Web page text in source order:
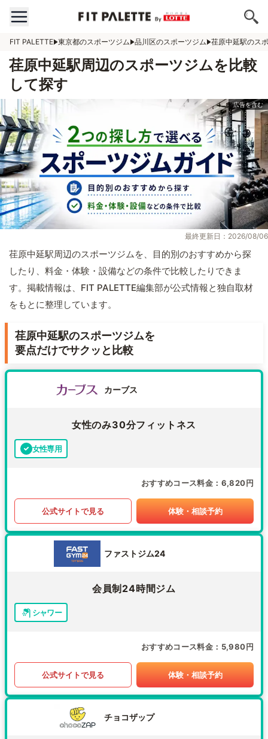
FIT PALETTE 東京都のスポーツジム 品川区のスポーツジム 荏原中延駅のス
荏原中延駅周辺のスポーツジムを比較
して探す
最終更新日：2026/08/06
荏原中延駅周辺のスポーツジムを、目的別のおすすめから探
したり、料金・体験・設備などの条件で比較したりできま
す。掲載情報は、FIT PALETTE編集部が公式情報と独自取材
をもとに整理しています。
荏原中延駅のスポーツジムを
要点だけでサクッと比較
カーブス
女性のみ30分フィットネス
女性専用
おすすめコース料金 6,820円
公式サイトで見る 体験・相談予約
ファストジム24
会員制24時間ジム
シャワー
おすすめコース料金 5,980円
公式サイトで見る 体験・相談予約
チョコザップ